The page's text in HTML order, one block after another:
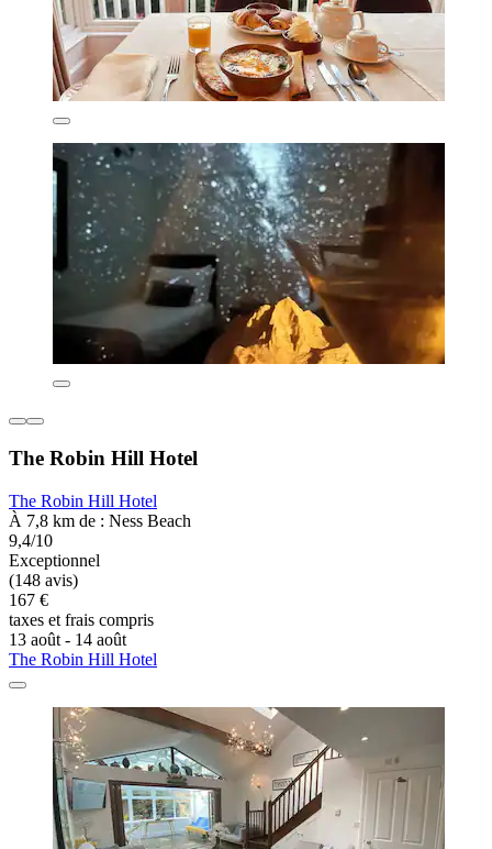
The Robin Hill Hotel
The Robin Hill Hotel
À 7,8 km de : Ness Beach
9,4/10
Exceptionnel
(148 avis)
167 €
taxes et frais compris
13 août - 14 août
The Robin Hill Hotel